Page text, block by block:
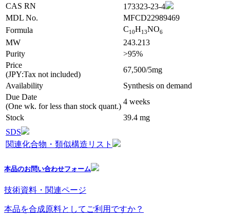
CAS RN
173323-23-4
MDL No.
MFCD22989469
Formula
C10H13NO6
MW
243.213
Purity
>95%
Price
(JPY:Tax not included)
67,500/5mg
Availability
Synthesis on demand
Due Date
(One wk. for less than stock quant.)
4 weeks
Stock
39.4 mg
SDS
関連化合物・類似構造リスト
本品のお問い合わせフォーム
技術資料・関連ページ
本品を合成原料としてご利用ですか？